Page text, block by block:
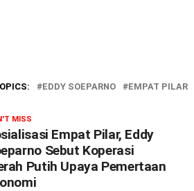
EDDY SOEPARNO EMPAT PILAR
MISS
Empat Pilar, Eddy
Sebut Koperasi
Putih Upaya Pemertaan